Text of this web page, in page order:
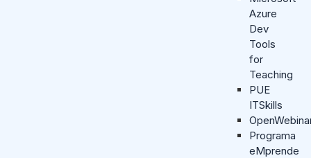
Azure
Dev
Tools
for
Teaching
PUE
ITSkills
Programa
eMprende